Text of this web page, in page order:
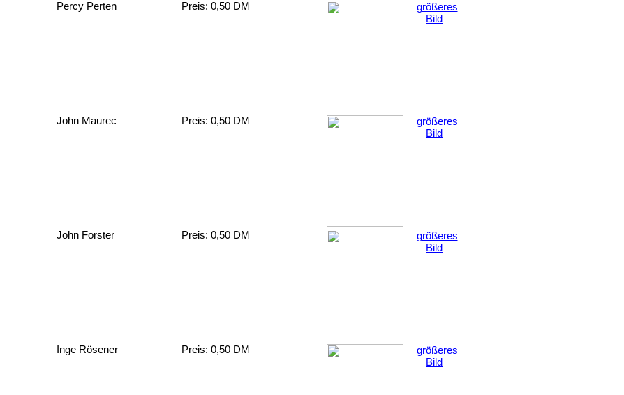
Percy Perten Preis: 0,50 DM
größeres
Bild
John Maurec Preis: 0,50 DM
größeres
Bild
John Forster Preis: 0,50 DM
größeres
Bild
Inge Rösener Preis: 0,50 DM
größeres
Bild